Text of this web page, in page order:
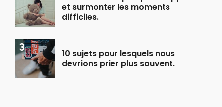
et surmonter les moments
difficiles.
10 sujets pour lesquels nous
devrions prier plus souvent.